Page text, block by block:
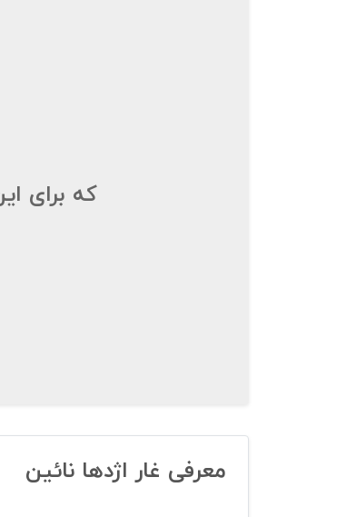
که برای
معرفی غار اژدها نائین